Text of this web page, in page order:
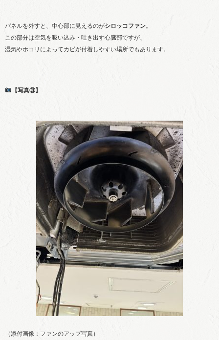
パネルを外すと、中心部に見えるのがシロッコファン。
この部分は空気を吸い込み・吐き出す心臓部ですが、
湿気やホコリによってカビが付着しやすい場所でもあります。
【写真③】
（添付画像：ファンのアップ写真）